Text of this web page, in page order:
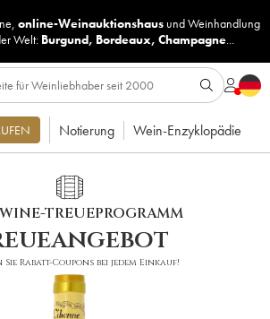
online-Weinauktionshaus undWeinhandlung
Welt: Burgund, Bordeaux, Champagne...
Notierung Wein-Enzyklopädie
TREUEPROGRAMM
Rabatt-Coupons bei jedem Einkauf!